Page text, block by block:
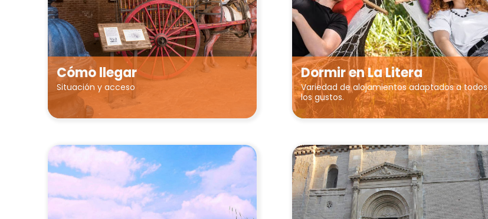
Cómo llegar
Situación y acceso
Dormir en La Litera
Variedad de alojamientos adaptados a todos
los gustos.